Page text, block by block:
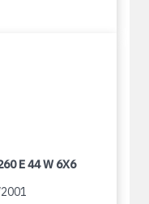
E 44 W 6X6